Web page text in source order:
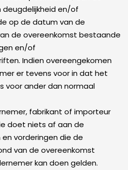
deugdelijkheid en/of
op de datum van de
de overeenkomst bestaande
en/of
Indien overeengekomen
er tevens voor in dat het
voor ander dan normaal
fabrikant of importeur
doet niets af aan de
vorderingen die de
van de overeenkomst
kan doen gelden.